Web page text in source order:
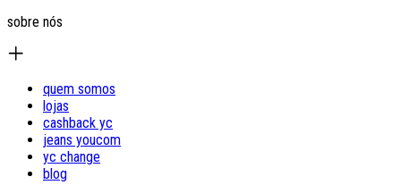
sobre nós
quem somos
lojas
cashback yc
jeans youcom
yc change
blog